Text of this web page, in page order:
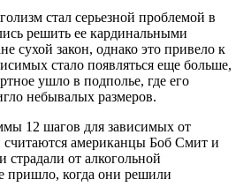
стал серьезной проблемой в
решить ее кардинальными
сухой закон, однако это привело к
стало появляться еще больше,
ушло в подполье, где его
небывалых размеров.
12 шагов для зависимых от
считаются американцы Боб Смит и
от алкогольной
пришло, когда они решили